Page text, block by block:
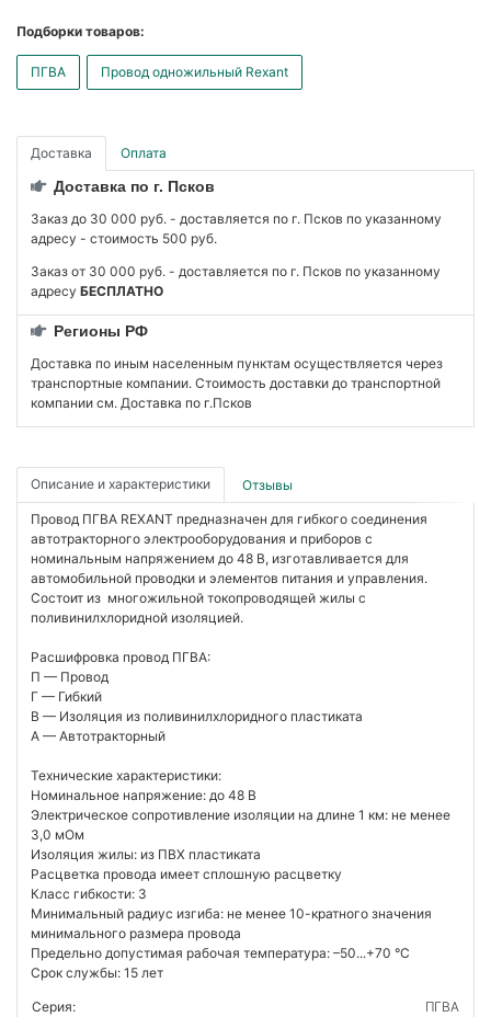
Подборки товаров:
ПГВА Провод одножильный Rexant
Доставка Оплата
Доставка по г. Псков
Заказ до 30 000 руб. - доставляется по г. Псков по указанному
адресу - стоимость 500 руб.
Заказ от 30 000 руб. - доставляется по г. Псков по указанному
адресу БЕСПЛАТНО
Регионы РФ
Доставка по иным населенным пунктам осуществляется через
транспортные компании. Стоимость доставки до транспортной
компании см. Доставка по г.Псков
Описание и характеристики Отзывы
Провод ПГВА REXANT предназначен для гибкого соединения
автотракторного электрооборудования и приборов с
номинальным напряжением до 48 В, изготавливается для
автомобильной проводки и элементов питания и управления.
Состоит из многожильной токопроводящей жилы с
поливинилхлоридной изоляцией.
Расшифровка провод ПГВА:
П — Провод
Г — Гибкий
В — Изоляция из поливинилхлоридного пластиката
А — Автотракторный
Технические характеристики:
Номинальное напряжение: до 48 В
Электрическое сопротивление изоляции на длине 1 км: не менее
3,0 мОм
Изоляция жилы: из ПВХ пластиката
Расцветка провода имеет сплошную расцветку
Класс гибкости: 3
Минимальный радиус изгиба: не менее 10-кратного значения
минимального размера провода
Предельно допустимая рабочая температура: –50...+70 °С
Срок службы: 15 лет
Серия:
ПГВА